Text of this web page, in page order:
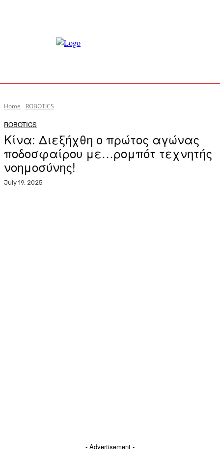
Home ROBOTICS
ROBOTICS
Κίνα: Διεξήχθη ο πρώτος αγώνας
ποδοσφαίρου με…ρομπότ τεχνητής
νοημοσύνης!
July 19, 2025
- Advertisement -